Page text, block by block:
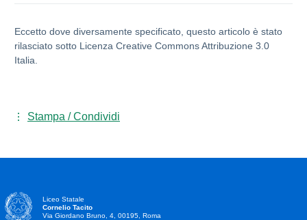
Eccetto dove diversamente specificato, questo articolo è stato
rilasciato sotto Licenza Creative Commons Attribuzione 3.0
Italia.
Stampa / Condividi
Liceo Statale
Cornelio Tacito
Via Giordano Bruno, 4, 00195, Roma